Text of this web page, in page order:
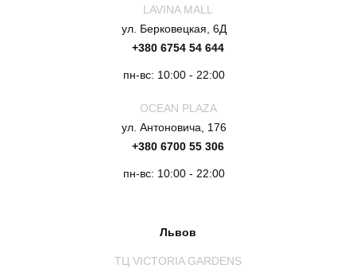
LAVINA MALL
ул. Берковецкая, 6Д
+380 6754 54 644
пн-вс: 10:00 - 22:00
OCEAN PLAZA
ул. Антоновича, 176
+380 6700 55 306
пн-вс: 10:00 - 22:00
Львов
ТЦ VICTORIA GARDENS